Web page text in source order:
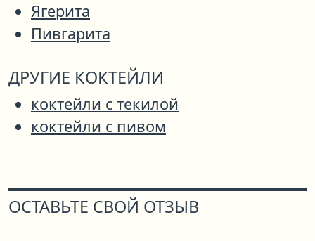
Ягерита
Пивгарита
ДРУГИЕ КОКТЕЙЛИ
коктейли с текилой
коктейли с пивом
ОСТАВЬТЕ СВОЙ ОТЗЫВ